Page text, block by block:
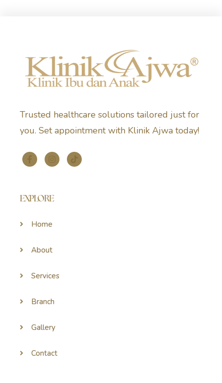
Trusted healthcare solutions tailored just for
you. Set appointment with Klinik Ajwa today!
EXPLORE
Home
About
Services
Branch
Gallery
Contact